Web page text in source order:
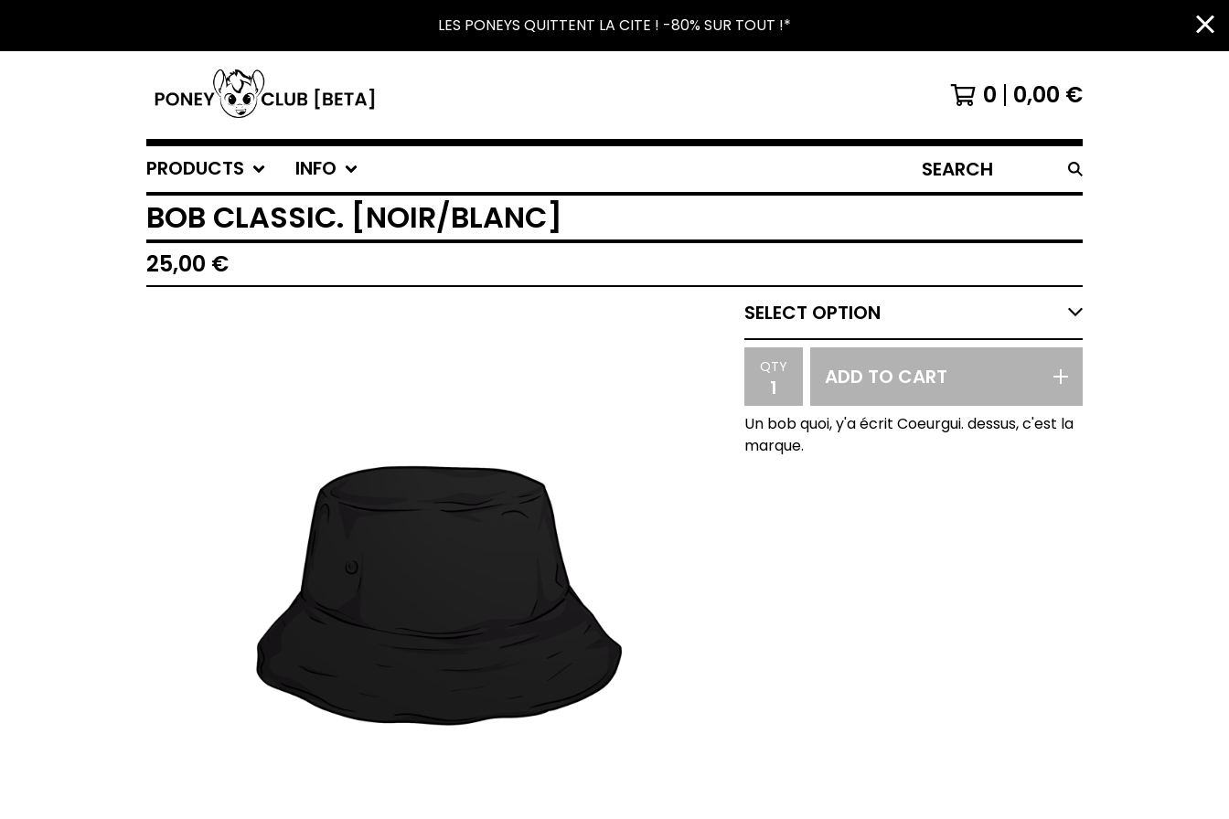
LES PONEYS QUITTENT LA CITE ! -80% SUR TOUT !*
0 0,00 €
PRODUCTS INFO
SEARCH
PRODUCTS
BOB CLASSIC. [NOIR/BLANC]
25,00 €
QTY ADD TO CART
Un bob quoi, y'a écrit Coeurgui. dessus, c'est la
marque.